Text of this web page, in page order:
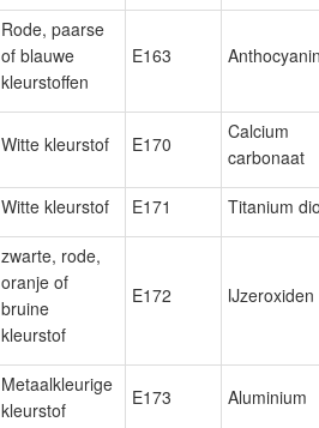
Rode, paarse
of blauwe
kleurstoffen
E163
Witte kleurstof E170
Calcium
carbonaat
Witte kleurstof E171 Titanium
zwarte, rode,
oranje of
bruine
kleurstof
E172 IJzeroxiden
Metaalkleurige
kleurstof
E173 Aluminium